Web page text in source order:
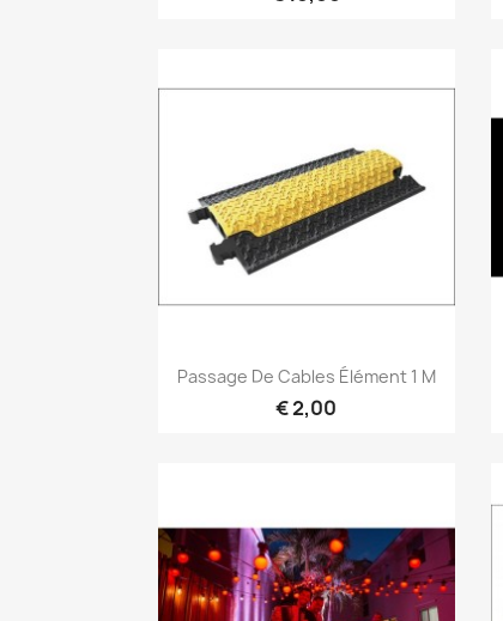
Snel bekijken
Passage De Cables Élément 1 M
€ 2,00